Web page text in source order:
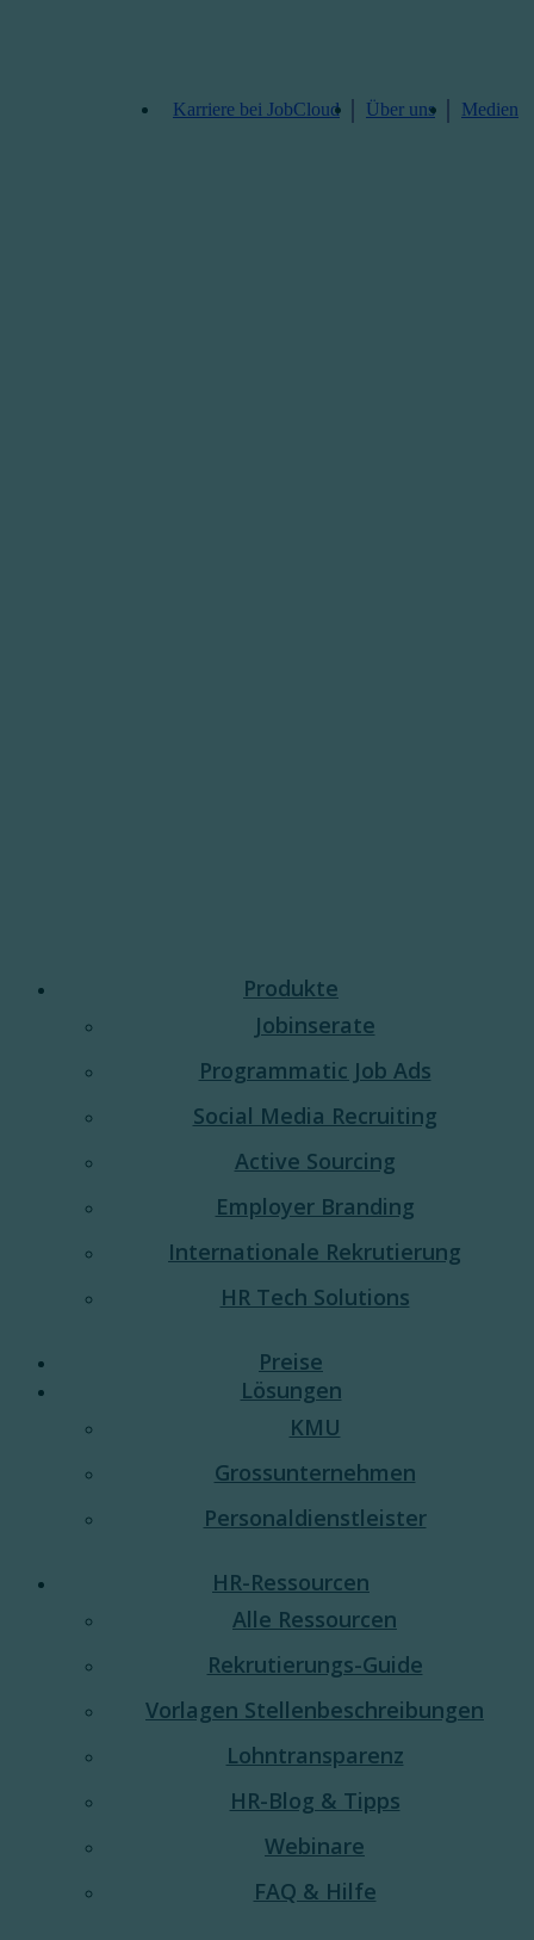
Karriere bei JobCloud​ Über uns Medien
Produkte
Jobinserate
Programmatic Job Ads
Social Media Recruiting
Active Sourcing
Employer Branding
Internationale Rekrutierung
HR Tech Solutions
Preise
Lösungen
KMU
Grossunternehmen
Personaldienstleister
HR-Ressourcen
Alle Ressourcen
Rekrutierungs-Guide
Vorlagen Stellenbeschreibungen
Lohntransparenz
HR-Blog & Tipps
Webinare
FAQ & Hilfe